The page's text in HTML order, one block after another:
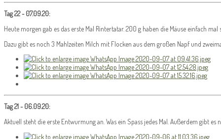
Tag 22 - 07.09.20:
Heute morgen gab es das erste Mal Rintertatar. 200 g haben die Mäuse einfach
Dazu gibt es noch 3 Mahlzeiten Milch mit Flocken aus dem großen Napf und
Tag 21 - 06.09.20:
Aktuell steht die erste Entwurmung an. Was ein Spass jedes Mal. Außerdem gibt es